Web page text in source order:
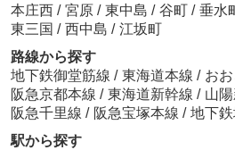
本庄西 / 宮原 / 東中島 / 谷町 / 垂水
東三国 / 西中島 / 江坂町
路線から探す
地下鉄御堂筋線 / 東海道本線 / お
阪急京都本線 / 東海道新幹線 / 山
阪急千里線 / 阪急宝塚本線 / 地下
駅から探す